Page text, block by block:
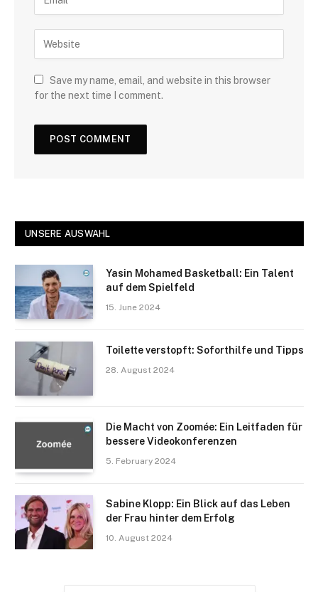
Save my name, email, and website in this browser
for the next time I comment.
UNSERE AUSWAHL
Yasin Mohamed Basketball: Ein Talent
auf dem Spielfeld
15. June 2024
Toilette verstopft: Soforthilfe und Tipps
28. August 2024
Die Macht von Zoomée: Ein Leitfaden für
bessere Videokonferenzen
5. February 2024
Sabine Klopp: Ein Blick auf das Leben
der Frau hinter dem Erfolg
10. August 2024